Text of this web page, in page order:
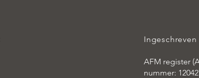
AFM register
nummer: